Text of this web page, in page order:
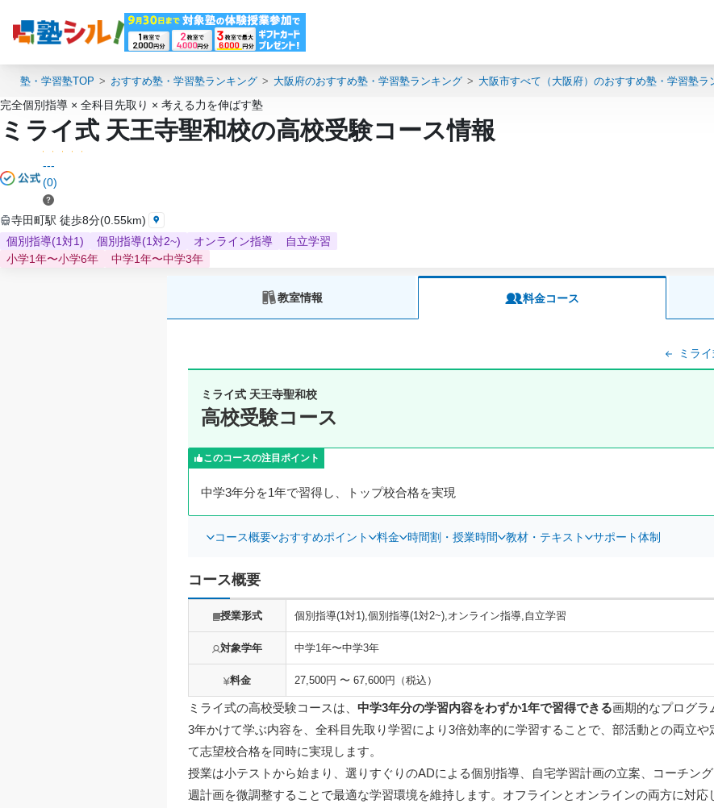
塾・学習塾TOP おすすめ塾・学習塾ランキング 大阪府のおすすめ塾・学習塾ランキング 大阪市すべて（大阪府）のおすすめ塾・学習塾ラ
完全個別指導 × 全科目先取り × 考える力を伸ばす塾
ミライ式 天王寺聖和校の高校受験コース情報
---
(0)
寺田町駅 徒歩8分(0.55km)
個別指導(1対1)
個別指導(1対2~) オンライン指導
自立学習
小学1年〜小学6年
中学1年〜中学3年
教室情報 料金コース
ミラ
ミライ式 天王寺聖和校
高校受験コース
このコースの注目ポイント
中学3年分を1年で習得し、トップ校合格を実現
コース概要 おすすめポイント 料金 時間割・授業時間 教材・テキスト サポート体制
コース概要
授業形式 個別指導(1対1),個別指導(1対2~),オンライン指導,自立学習
対象学年 中学1年〜中学3年
料金 27,500円 〜 67,600円（税込）
ミライ式の高校受験コースは、中学3年分の学習内容をわずか1年で習得できる画期的なプログラ
3年かけて学ぶ内容を、全科目先取り学習により3倍効率的に学習することで、部活動との両立
て志望校合格を同時に実現します。
授業は小テストから始まり、選りすぐりのADによる個別指導、自宅学習計画の立案、コーチン
週計画を微調整することで最適な学習環境を維持します。オフラインとオンラインの両方に対応